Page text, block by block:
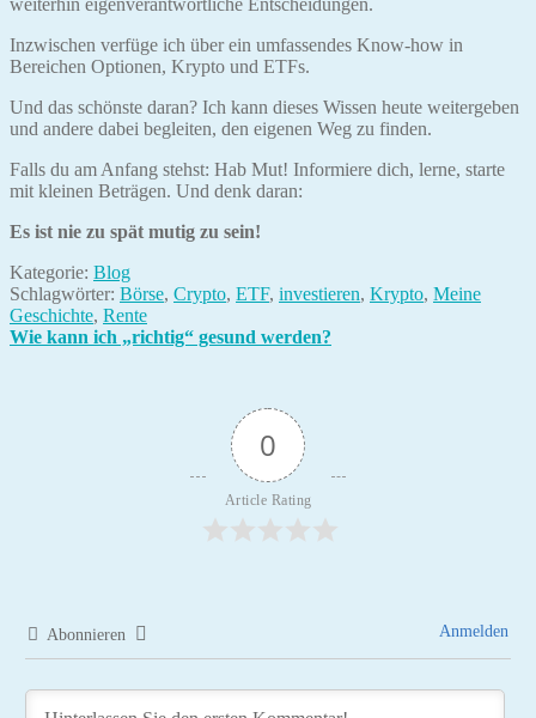
Inzwischen verfüge ich über ein umfassendes Know-how in
Bereichen Optionen, Krypto und ETFs.
Und das schönste daran? Ich kann dieses Wissen heute weitergeben
und andere dabei begleiten, den eigenen Weg zu finden.
Falls du am Anfang stehst: Hab Mut! Informiere dich, lerne, starte
mit kleinen Beträgen. Und denk daran:
Es ist nie zu spät mutig zu sein!
Kategorie: Blog
Schlagwörter: Börse, Crypto, ETF, investieren, Krypto, Meine
Geschichte, Rente
Beitragsnavigation
Vorheriger
Wie kann ich „richtig“ gesund werden?
0
Article Rating
Abonnieren Anmelden